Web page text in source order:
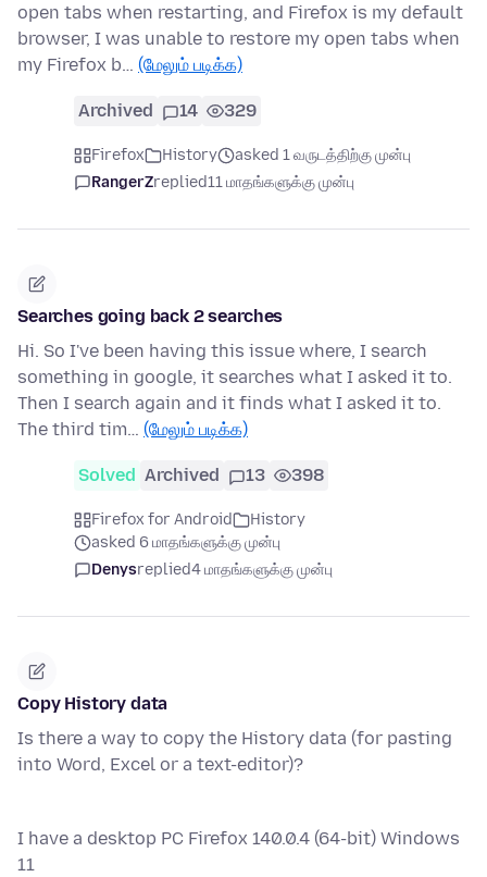
open tabs when restarting, and Firefox is my default
browser, I was unable to restore my open tabs when
my Firefox b… (மேலும் படிக்க)
Archived 14 329
Firefox History
asked 1 வருடத்திற்கு முன்பு
RangerZreplied11 மாதங்களுக்கு முன்பு
Searches going back 2 searches
Hi. So I've been having this issue where, I search
something in google, it searches what I asked it to.
Then I search again and it finds what I asked it to.
The third tim… (மேலும் படிக்க)
Solved Archived 13 398
Firefox for Android
History
asked 6 மாதங்களுக்கு முன்பு
Denysreplied4 மாதங்களுக்கு முன்பு
Copy History data
Is there a way to copy the History data (for pasting
into Word, Excel or a text-editor)?
I have a desktop PC Firefox 140.0.4 (64-bit) Windows
11